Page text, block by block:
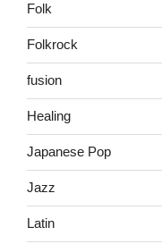
Folk
Folkrock
fusion
Healing
Japanese Pop
Jazz
Latin